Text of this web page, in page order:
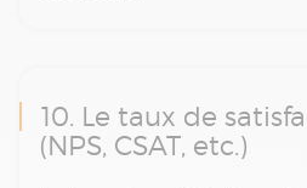
10. Le taux de
(NPS, CSAT, etc.)